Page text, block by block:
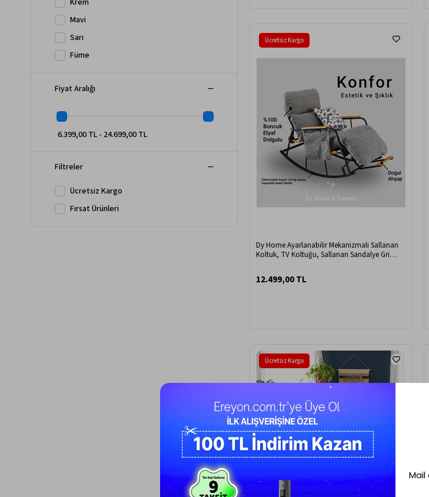
Krem
Mavi
Sarı
Füme
Fiyat Aralığı
6.399,00 TL - 24.699,00 TL
Filtreler
Ücretsiz Kargo
Fırsat Ürünleri
Dy Home Ayarlanabilir Mekanizmalı Sallanan
Koltuk, TV Koltuğu, Sallanan Sandalye Gri
12.499,00 TL
Ücretsiz Kargo
Ücretsiz Kargo